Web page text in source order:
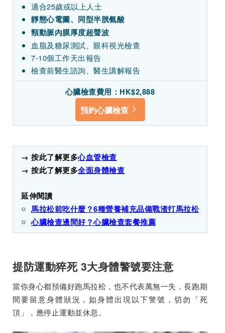
適合25歲或以上人士
靜態心電圖、同型半胱氨酸
頸動脈內膜厚度超聲波
血脂及糖尿測試、眼科視光檢查
7-10個工作天出報告
檢查前醫生諮詢、醫生講解報告
心臟檢查費用：HK$2,888
預約心臟檢查
→ 按此了解更多心血管檢查
→ 按此了解更多全面身體檢查
延伸閱讀
馬拉松前吃什麼？6種營養補充品備戰渣打馬拉松
心臟檢查邊間好？心臟檢查套餐推薦
提防運動猝死 3大身體警號要注意
當你身心都預備好跑馬拉松，也不代表萬無一失，長跑期
間要留意身體狀況，如身體出現以下警號，切勿「死
頂」，應停止運動並休息。